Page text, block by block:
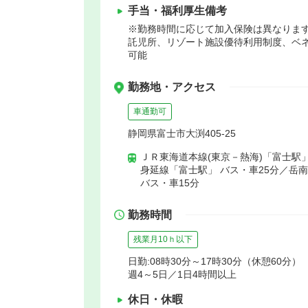
手当・福利厚生備考
※勤務時間に応じて加入保険は異なりま
託児所、リゾート施設優待利用制度、ベ
可能
勤務地・アクセス
車通勤可
静岡県富士市大渕405-25
ＪＲ東海道本線(東京－熱海)「富士駅
身延線「富士駅」 バス・車25分／岳
バス・車15分
勤務時間
残業月10ｈ以下
日勤:08時30分～17時30分（休憩60分）
週4～5日／1日4時間以上
休日・休暇